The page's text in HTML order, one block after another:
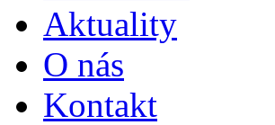
Aktuality
O nás
Kontakt